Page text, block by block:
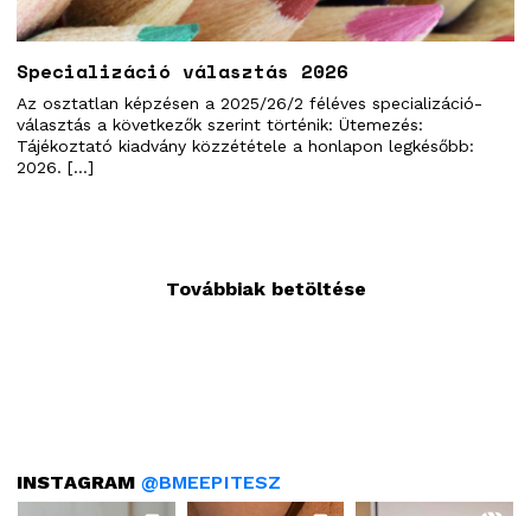
Specializáció választás 2026
Az osztatlan képzésen a 2025/26/2 féléves specializáció-
választás a következők szerint történik: Ütemezés:
Tájékoztató kiadvány közzététele a honlapon legkésőbb:
2026. […]
Továbbiak betöltése
INSTAGRAM @BMEEPITESZ